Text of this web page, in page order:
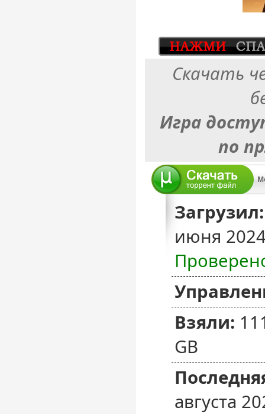
Скачать
Игра
по
Загрузил:
июня
Взяли:
GB
августа